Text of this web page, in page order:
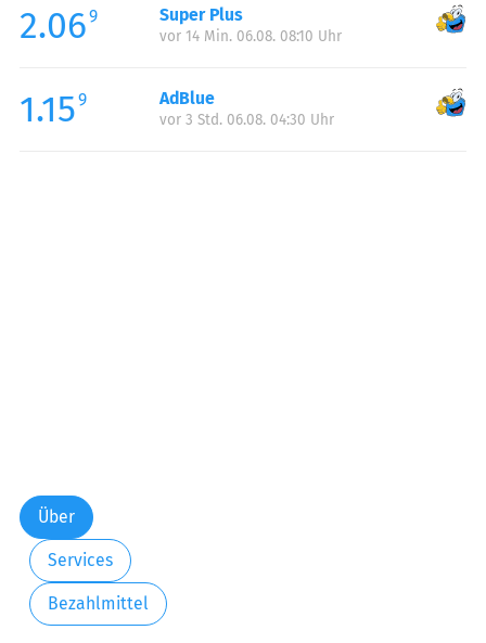
2.069 Super Plus
vor 14 Min. 06.08. 08:10 Uhr
1.159 AdBlue
vor 3 Std. 06.08. 04:30 Uhr
Über
Services
Bezahlmittel